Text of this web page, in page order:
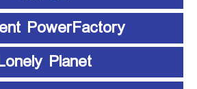
PowerFactory
Planet